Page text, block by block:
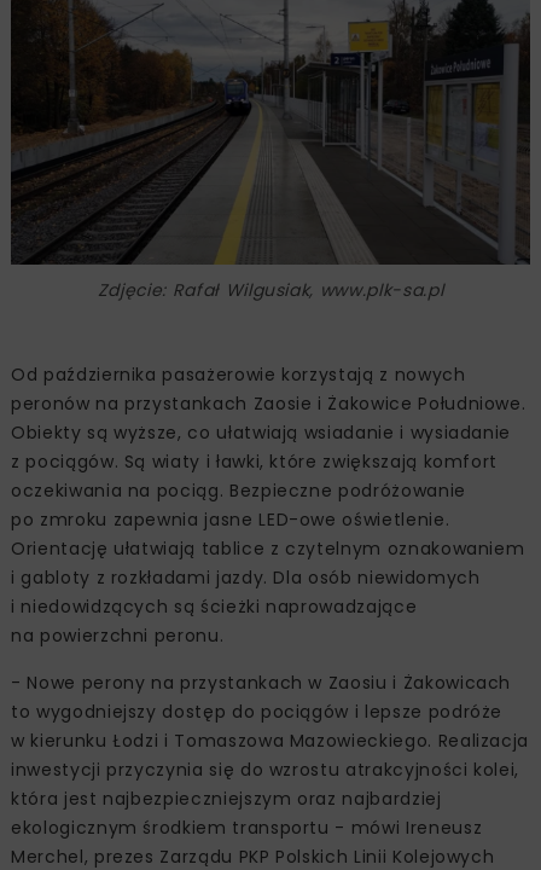
Zdjęcie: Rafał Wilgusiak, www.plk-sa.pl
Od października pasażerowie korzystają z nowych
peronów na przystankach Zaosie i Żakowice Południowe.
Obiekty są wyższe, co ułatwiają wsiadanie i wysiadanie
z pociągów. Są wiaty i ławki, które zwiększają komfort
oczekiwania na pociąg. Bezpieczne podróżowanie
po zmroku zapewnia jasne LED-owe oświetlenie.
Orientację ułatwiają tablice z czytelnym oznakowaniem
i gabloty z rozkładami jazdy. Dla osób niewidomych
i niedowidzących są ścieżki naprowadzające
na powierzchni peronu.
- Nowe perony na przystankach w Zaosiu i Żakowicach
to wygodniejszy dostęp do pociągów i lepsze podróże
w kierunku Łodzi i Tomaszowa Mazowieckiego. Realizacja
inwestycji przyczynia się do wzrostu atrakcyjności kolei,
która jest najbezpieczniejszym oraz najbardziej
ekologicznym środkiem transportu - mówi Ireneusz
Merchel, prezes Zarządu PKP Polskich Linii Kolejowych